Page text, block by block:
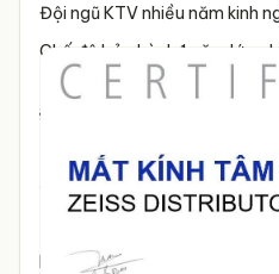
Đội ngũ KTV nhiều năm kinh
Chế độ bảo hành 1 năm lớp
ĐẾN VỚI TÂM ĐỨC:
Trải nghiệm không gian mua
được bày trí theo phong cách
thể thỏa sức lựa chọn và thử
Luôn có nhân viên tư vấn để